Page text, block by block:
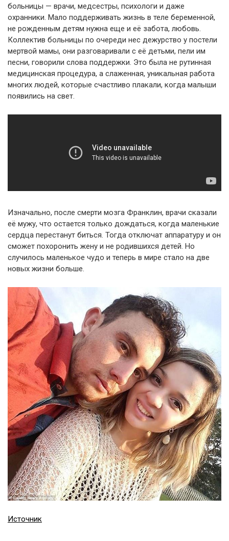
больницы — врачи, медсестры, психологи и даже
охранники. Мало поддерживать жизнь в теле беременной,
не рожденным детям нужна еще и её забота, любовь.
Коллектив больницы по очереди нес дежурство у постели
мертвой мамы, они разговаривали с её детьми, пели им
песни, говорили слова поддержки. Это была не рутинная
медицинская процедура, а слаженная, уникальная работа
многих людей, которые счастливо плакали, когда малыши
появились на свет.
Изначально, после смерти мозга Франклин, врачи сказали
её мужу, что остается только дождаться, когда маленькие
сердца перестанут биться. Тогда отключат аппаратуру и он
сможет похоронить жену и не родившихся детей. Но
случилось маленькое чудо и теперь в мире стало на две
новых жизни больше.
Источник